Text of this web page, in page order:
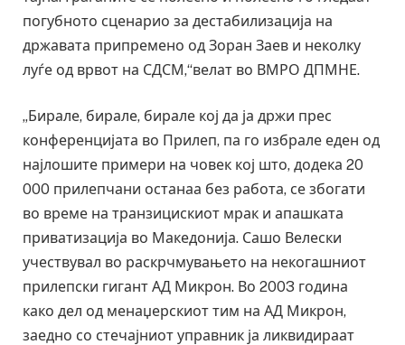
погубното сценарио за дестабилизација на
државата припремено од Зоран Заев и неколку
луѓе од врвот на СДСМ,“велат во ВМРО ДПМНЕ.
„Бирале, бирале, бирале кој да ја држи прес
конференцијата во Прилеп, па го избрале еден од
најлошите примери на човек кој што, додека 20
000 прилепчани останаа без работа, се збогати
во време на транзицискиот мрак и апашката
приватизација во Македонија. Сашо Велески
учествувал во раскрчмувањето на некогашниот
прилепски гигант АД Микрон. Во 2003 година
како дел од менаџерскиот тим на АД Микрон,
заедно со стечајниот управник ја ликвидираат